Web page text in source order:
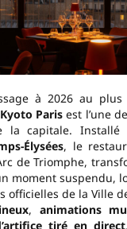
à 2026 au
Paris est l’une
la capitale.
Élysées, le
de Triomphe,
moment suspendu,
officielles de la Ville
, animations
tiré en direct